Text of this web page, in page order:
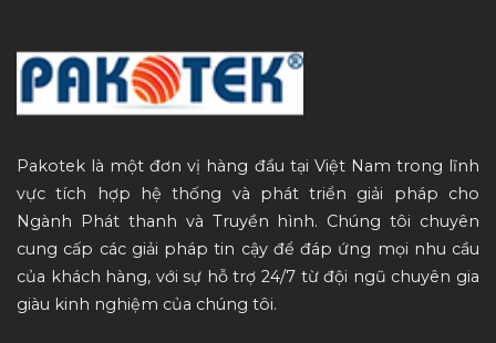
Pakotek là một đơn vị hàng đầu tại Việt Nam trong lĩnh
vực tích hợp hệ thống và phát triển giải pháp cho
Ngành Phát thanh và Truyền hình. Chúng tôi chuyên
cung cấp các giải pháp tin cậy để đáp ứng mọi nhu cầu
của khách hàng, với sự hỗ trợ 24/7 từ đội ngũ chuyên gia
giàu kinh nghiệm của chúng tôi.